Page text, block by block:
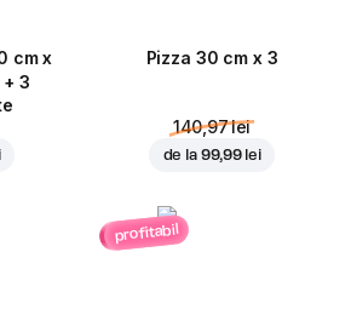
cm x
3
Pizza 30 cm x 3
140,97 lei
de la 99,99 lei
profitabil